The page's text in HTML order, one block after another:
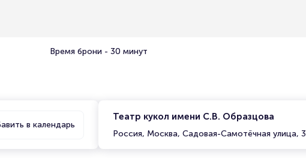
Время брони - 30 минут
в календарь
Театр кукол имени С.В. Образцова
Россия, Москва, Садовая-Самотёчная улица, 3